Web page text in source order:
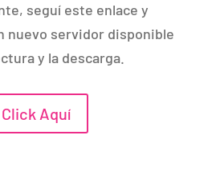
seguí este enlace y
nuevo servidor disponible
y la descarga.
Click Aquí